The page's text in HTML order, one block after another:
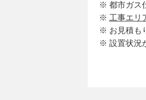
※ 都市ガス
※ 工事エリ
※ お見積も
※ 設置状況